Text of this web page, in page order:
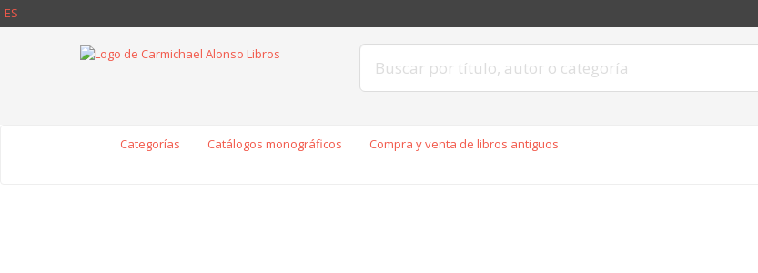
ES
Categorías Catálogos monográficos Compra y venta de libros antiguos